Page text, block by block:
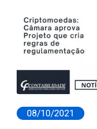
08/10/2021